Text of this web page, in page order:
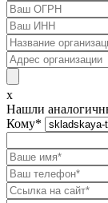
x
Нашли
Кому*